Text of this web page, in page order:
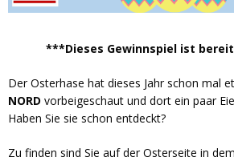
***Dieses Gewinnspiel ist
Der Osterhase hat dieses Jahr schon mal
NORD vorbeigeschaut und dort ein paar
Haben Sie sie schon entdeckt?
Zu finden sind Sie auf der Osterseite in